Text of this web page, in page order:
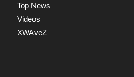
Top News
Videos
XWAveZ